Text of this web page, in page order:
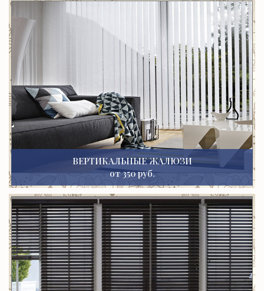
ВЕРТИКАЛЬНЫЕ ЖАЛЮЗИ
от 350 руб.